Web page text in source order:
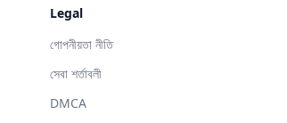
Legal
গোপনীয়তা নীতি
সেবা শর্তাবলী
DMCA